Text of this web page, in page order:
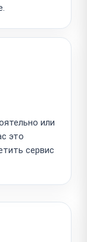
или
это
сервис